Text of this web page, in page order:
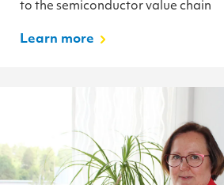
to the semiconductor value chain
Learn more